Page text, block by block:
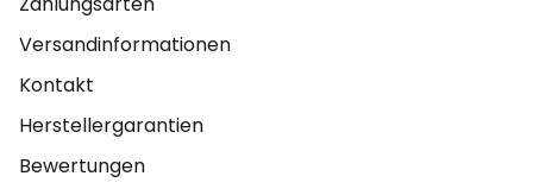
Versandinformationen
Kontakt
Herstellergarantien
Bewertungen